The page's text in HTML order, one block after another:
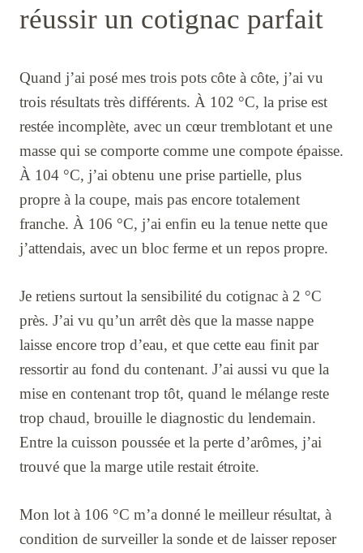
réussir un cotignac parfait
Quand j’ai posé mes trois pots côte à côte, j’ai vu
trois résultats très différents. À 102 °C, la prise est
restée incomplète, avec un cœur tremblotant et une
masse qui se comporte comme une compote épaisse.
À 104 °C, j’ai obtenu une prise partielle, plus
propre à la coupe, mais pas encore totalement
franche. À 106 °C, j’ai enfin eu la tenue nette que
j’attendais, avec un bloc ferme et un repos propre.
Je retiens surtout la sensibilité du cotignac à 2 °C
près. J’ai vu qu’un arrêt dès que la masse nappe
laisse encore trop d’eau, et que cette eau finit par
ressortir au fond du contenant. J’ai aussi vu que la
mise en contenant trop tôt, quand le mélange reste
trop chaud, brouille le diagnostic du lendemain.
Entre la cuisson poussée et la perte d’arômes, j’ai
trouvé que la marge utile restait étroite.
Mon lot à 106 °C m’a donné le meilleur résultat, à
condition de surveiller la sonde et de laisser reposer